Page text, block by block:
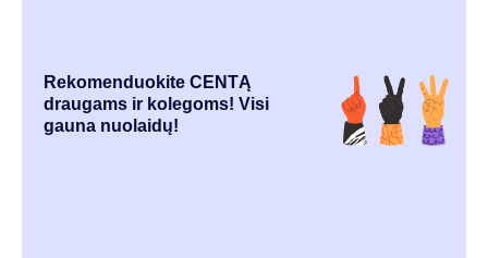
Rekomenduokite CENTĄ
draugams ir kolegoms! Visi
gauna nuolaidų!